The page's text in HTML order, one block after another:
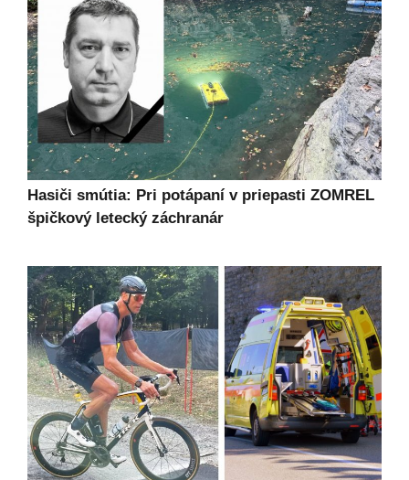
Hasiči smútia: Pri potápaní v priepasti ZOMREL
špičkový letecký záchranár